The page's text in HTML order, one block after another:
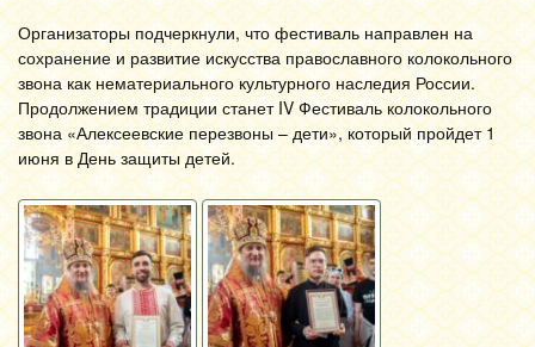
Организаторы подчеркнули, что фестиваль направлен на
сохранение и развитие искусства православного колокольного
звона как нематериального культурного наследия России.
Продолжением традиции станет IV Фестиваль колокольного
звона «Алексеевские перезвоны – дети», который пройдет 1
июня в День защиты детей.